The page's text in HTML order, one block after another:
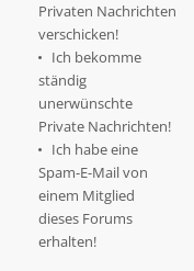
Privaten Nachrichten
verschicken!
Ich bekomme
ständig
unerwünschte
Private Nachrichten!
Ich habe eine
Spam-E-Mail von
einem Mitglied
dieses Forums
erhalten!